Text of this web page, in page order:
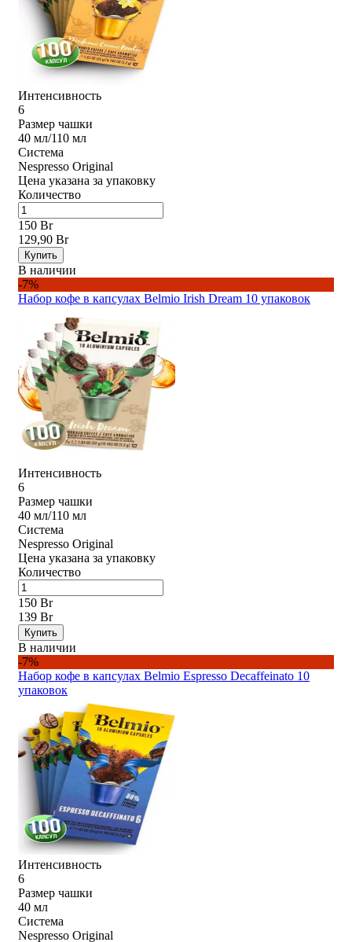
Интенсивность
6
Размер чашки
40 мл/110 мл
Система
Nespresso Original
Цена указана за упаковку
Количество
150 Br
129,90 Br
Купить
В наличии
-7%
Набор кофе в капсулах Belmio Irish Dream 10 упаковок
Интенсивность
6
Размер чашки
40 мл/110 мл
Система
Nespresso Original
Цена указана за упаковку
Количество
150 Br
139 Br
Купить
В наличии
-7%
Набор кофе в капсулах Belmio Espresso Decaffeinato 10
упаковок
Интенсивность
6
Размер чашки
40 мл
Система
Nespresso Original